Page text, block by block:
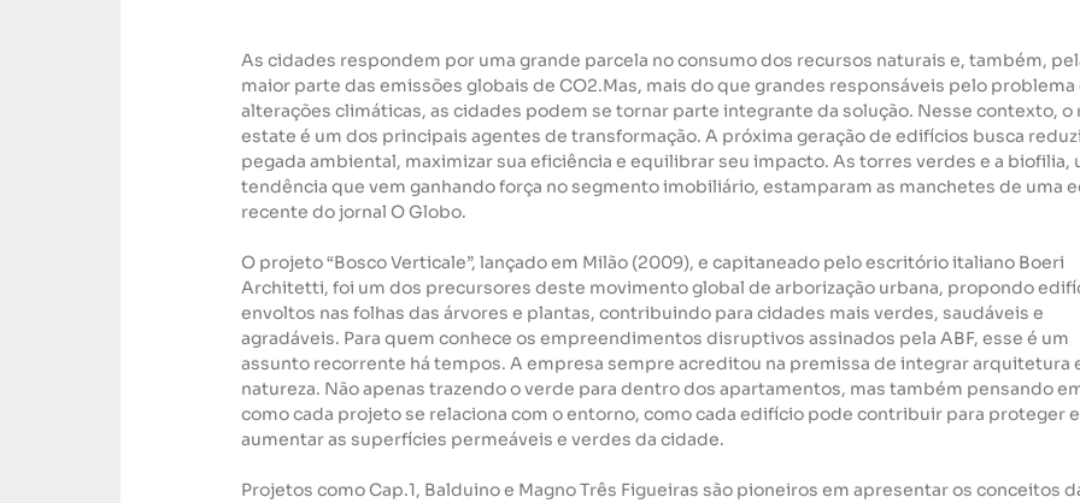
As cidades respondem por uma grande parcela no consumo dos recursos naturais e, também,
maior parte das emissões globais de CO2.Mas, mais do que grandes responsáveis pelo problema
alterações climáticas, as cidades podem se tornar parte integrante da solução. Nesse contexto, o
estate é um dos principais agentes de transformação. A próxima geração de edifícios busca
pegada ambiental, maximizar sua eficiência e equilibrar seu impacto. As torres verdes e a biofilia,
tendência que vem ganhando força no segmento imobiliário, estamparam as manchetes de uma
recente do jornal O Globo.
O projeto “Bosco Verticale”, lançado em Milão (2009), e capitaneado pelo escritório italiano Boeri
Architetti, foi um dos precursores deste movimento global de arborização urbana, propondo
envoltos nas folhas das árvores e plantas, contribuindo para cidades mais verdes, saudáveis e
agradáveis. Para quem conhece os empreendimentos disruptivos assinados pela ABF, esse é um
assunto recorrente há tempos. A empresa sempre acreditou na premissa de integrar arquitetura
natureza. Não apenas trazendo o verde para dentro dos apartamentos, mas também pensando
como cada projeto se relaciona com o entorno, como cada edifício pode contribuir para proteger e
aumentar as superfícies permeáveis e verdes da cidade.
Projetos como Cap.1, Balduino e Magno Três Figueiras são pioneiros em apresentar os conceitos